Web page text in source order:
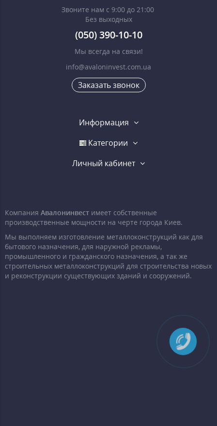
Звоните нам с 9:00 до 21:00
Без выходных
(050) 390-10-10
Мы всегда на связи!
info@avaloninvest.com.ua
Заказать звонок
Информация
Категории
Личный кабинет
Компания Авалонинвест имеет собственные
производственные мощности на черте города Киев.
Мы выполняем изготовление металлоконструкций как для
бытового назначения, для наружной рекламы,
промышленного и гражданского назначения, а так же
строительных металлоконструкций для строительства новых
и реконструкции существующих зданий и сооружений.